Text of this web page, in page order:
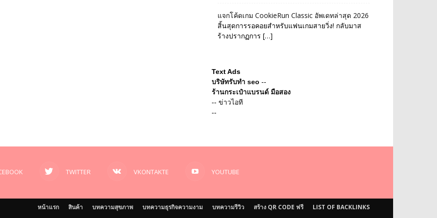
แจกโค้ดเกม CookieRun Classic อัพเดทล่าสุด 2026
สิ้นสุดการรอคอยสำหรับแฟนเกมสายวิ่ง! กลับมาส
ร้างปรากฏการ […]
Text Ads
บริษัทรับทำ seo --
ร้านกระเป๋าแบรนด์ มือสอง
-- ข่าวไอที
--
TWITTER VKONTAKTE YOUTUBE
หน้าแรก สินค้า บทความสุขภาพ บทความธุรกิจความงาม บทความรีวิว สร้าง QR CODE ฟรี LIST OF BACKLINKS